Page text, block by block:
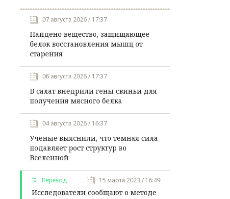
07 августа 2026 / 17:37
Найдено вещество, защищающее
белок восстановления мышц от
старения
06 августа 2026 / 17:37
В салат внедрили гены свиньи для
получения мясного белка
04 августа 2026 / 16:37
Ученые выяснили, что темная сила
подавляет рост структур во
Вселенной
Перевод 15 марта 2023 / 16:49
Исследователи сообщают о методе